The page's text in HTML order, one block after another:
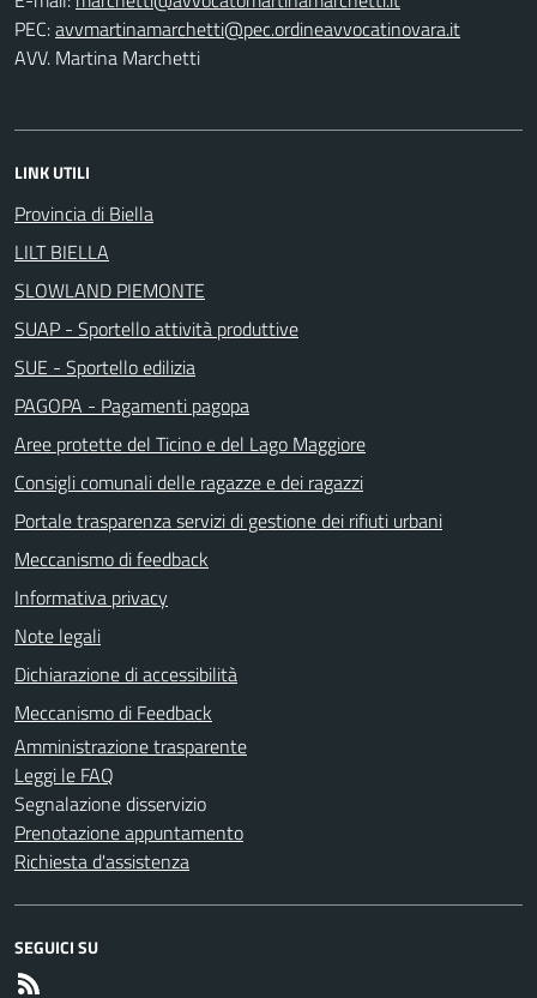
PEC:
AVV. Martina Marchetti
LINK UTILI
Provincia di Biella
LILT BIELLA
SLOWLAND PIEMONTE
SUAP - Sportello attività produttive
SUE - Sportello edilizia
PAGOPA - Pagamenti pagopa
Aree protette del Ticino e del Lago Maggiore
Consigli comunali delle ragazze e dei ragazzi
Portale trasparenza servizi di gestione dei rifiuti urbani
Meccanismo di feedback
Informativa privacy
Note legali
Dichiarazione di accessibilità
Meccanismo di Feedback
Amministrazione trasparente
Leggi le FAQ
Segnalazione disservizio
Prenotazione appuntamento
Richiesta d'assistenza
SEGUICI SU